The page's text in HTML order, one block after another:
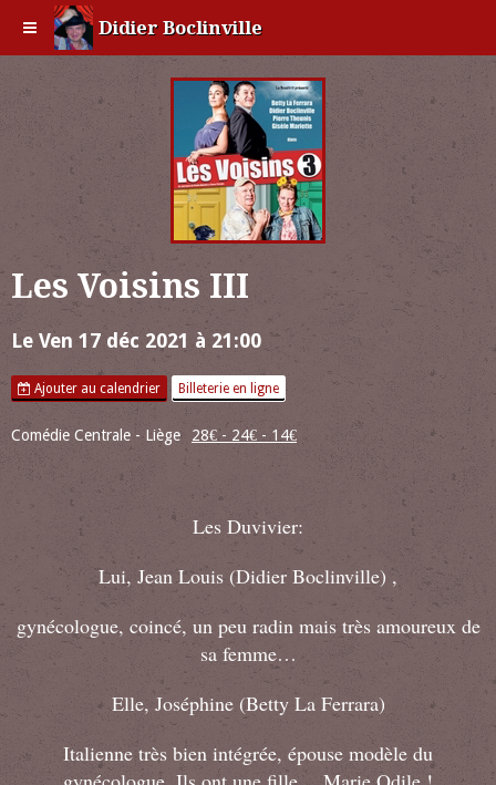
Didier Boclinville
Les Voisins III
Le Ven 17 déc 2021 à 21:00
Ajouter au calendrier Billeterie en ligne
Comédie Centrale - Liège 28€ - 24€ - 14€
Les Duvivier:
Lui, Jean Louis (Didier Boclinville) ,
gynécologue, coincé, un peu radin mais très amoureux de
sa femme…
Elle, Joséphine (Betty La Ferrara)
Italienne très bien intégrée, épouse modèle du